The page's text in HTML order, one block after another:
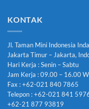
KONTAK
Jl. Taman Mini Indonesia
Jakarta Timur – Jakarta,
Hari Kerja : Senin – Sabtu
Jam Kerja : 09.00 – 16.00
Fax : +62-021 840 7865
Telepon : +62-021 841
+62-21 877 93819